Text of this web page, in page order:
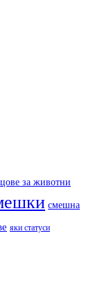
за животни
смешна
яки статуси